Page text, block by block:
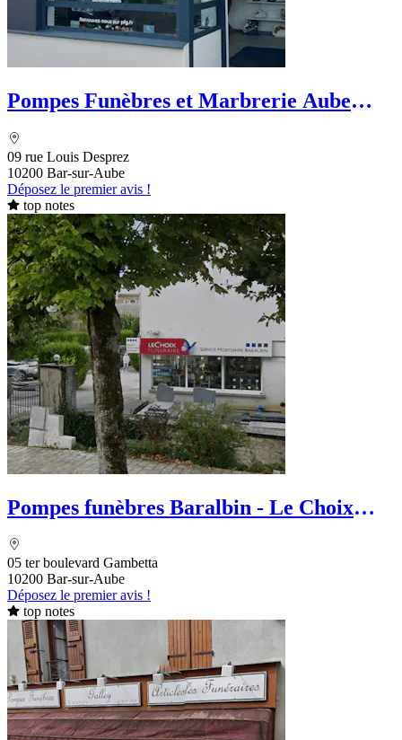
Pompes Funèbres et Marbrerie Aube
09 rue Louis Desprez
10200 Bar-sur-Aube
Déposez le premier avis !
top notes
Pompes funèbres Baralbin - Le Choix
05 ter boulevard Gambetta
10200 Bar-sur-Aube
Déposez le premier avis !
top notes